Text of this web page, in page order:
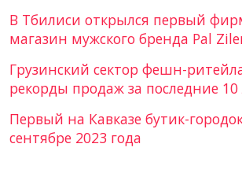
В Тбилиси открылся первый
магазин мужского бренда Pal
Грузинский сектор фешн-
рекорды продаж за последние 10
Первый на Кавказе бутик-
сентябре 2023 года